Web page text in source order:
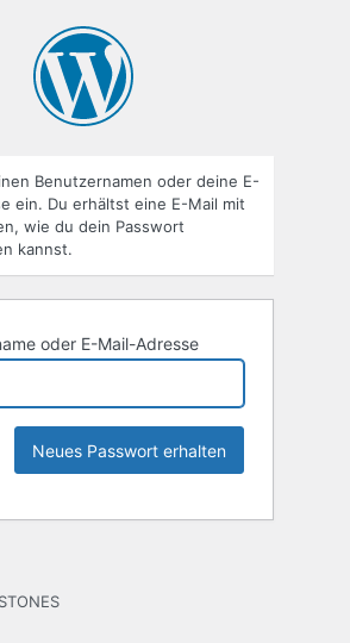
Benutzernamen oder deine E-
ein. Du erhältst eine E-Mail mit
wie du dein Passwort
kannst.
oder E-Mail-Adresse